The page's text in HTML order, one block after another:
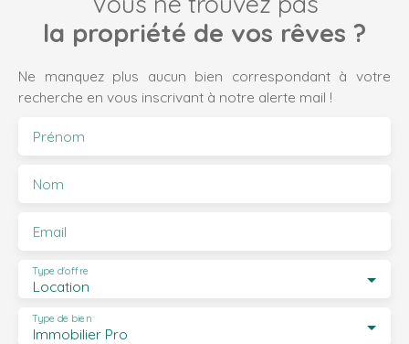
la propriété de vos rêves ?
Ne manquez plus aucun bien correspondant à votre
recherche en vous inscrivant à notre alerte mail !
Prénom
Nom
Email
Location
Type d'offre
Immobilier Pro
Type de bien